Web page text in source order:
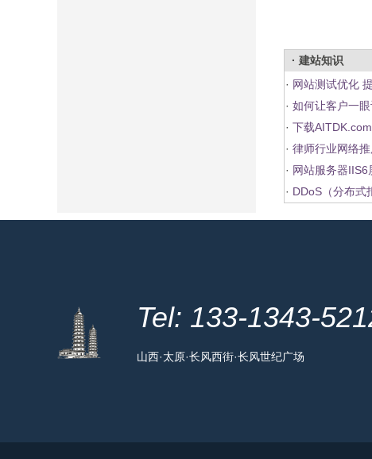
· 建站知识
· 网站测试优化
· 如何让客户一
· 下载
· 律师行业网络
· 网站服务器
· DDoS（分布式
Tel: 133-1343-
山西·太原·长风西街·长风世纪广场